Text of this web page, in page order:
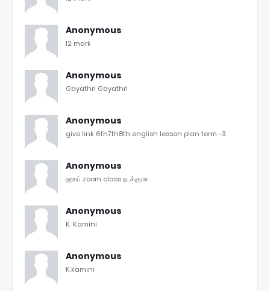
Anonymous
12 mark
Anonymous
Gayathri Gayathri
Anonymous
give link 6th7th8th english lesson plan term -3
Anonymous
ஹாய் zoom class நடக்குமா
Anonymous
K. Kamini
Anonymous
K.kamini